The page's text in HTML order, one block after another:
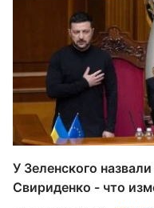
У Зеленского
Свириденко - что